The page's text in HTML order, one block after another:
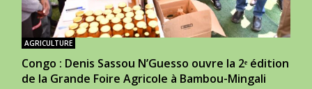
AGRICULTURE
Congo : Denis Sassou N’Guesso ouvre la 2ᵉ édition
de la Grande Foire Agricole à Bambou-Mingali